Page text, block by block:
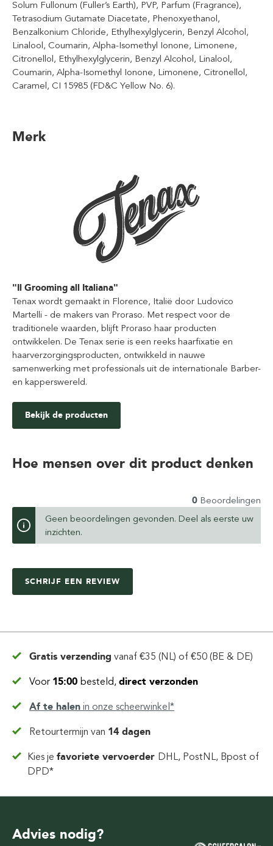
Solum Fullonum (Fuller’s Earth), PVP, Parfum (Fragrance),
Tetrasodium Gutamate Diacetate, Phenoxyethanol,
Benzalkonium Chloride, Ethylhexylglycerin, Benzyl Alcohol,
Linalool, Coumarin, Alpha-Isomethyl Ionone, Limonene,
Citronellol, Ethylhexylglycerin, Benzyl Alcohol, Linalool,
Coumarin, Alpha-Isomethyl Ionone, Limonene, Citronellol,
Caramel, CI 15985 (FD&C Yellow No. 6).
Merk
"Il Grooming all Italiana"
Tenax wordt gemaakt in Florence, Italië door Ludovico
Martelli - de makers van Proraso. Met respect voor de
traditionele waarden, blijft Proraso haar producten
ontwikkelen. De Tenax serie is een reeks haarfixatie en
haarverzorgingsproducten, ontwikkeld in nauwe
samenwerking met professionals uit de internationale Barber-
en kapperswereld.
Bekijk de producten
Hoe mensen over dit product denken
0 Beoordelingen
Geen beoordelingen gevonden. Deel als eerste uw
inzichten.
SCHRIJF EEN REVIEW
Gratis verzending vanaf €35 (NL) of €50 (BE & DE)
Voor 15:00 besteld, direct verzonden
Af te halen in onze scheerwinkel*
Retourtermijn van 14 dagen
Kies jefavoriete vervoerder DHL, PostNL, Bpost of
DPD*
Advies nodig?